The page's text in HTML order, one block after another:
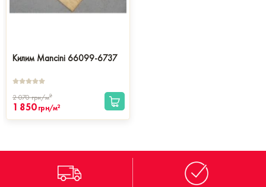
Килим Mancini 66099-6737
2 070грн/м2
1 850 грн/м2